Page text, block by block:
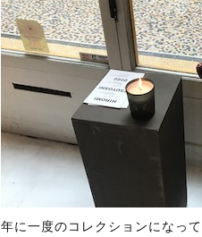
年に一度のコレクションになっ